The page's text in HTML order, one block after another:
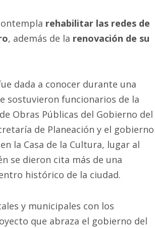
rehabilitar las redes de
, además de la renovación de su
dada a conocer durante una
sostuvieron funcionarios de la
Obras Públicas del Gobierno del
de Planeación y el gobierno
la Casa de la Cultura, lugar al
se dieron cita más de una
histórico de la ciudad.
y municipales con los
que abraza el gobierno del